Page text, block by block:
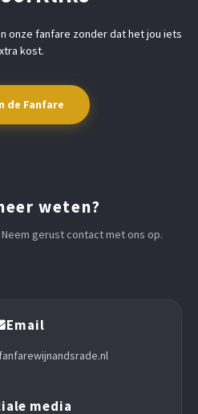
onze fanfare zonder dat het jou iets
kost.
de Fanfare
weten?
gerust contact met ons op.
Email
media